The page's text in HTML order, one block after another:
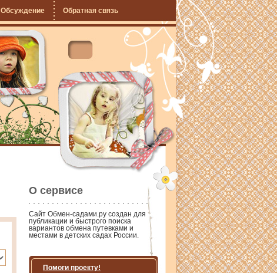
Обсуждение Обратная связь
О сервисе
Сайт Обмен-садами.ру создан для
публикации и быстрого поиска
вариантов обмена путевками и
местами в детских садах России.
Помоги проекту!